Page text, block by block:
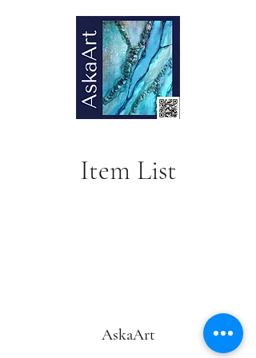
Item List
AskaArt